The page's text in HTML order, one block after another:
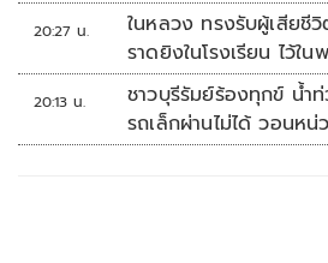
20:27 น.
ในหลวง ทรงรับผู้เสียชีวิ
ราดยิงในโรงเรียน ไว้ใน
20:13 น.
ชาวบุรีรัมย์ร้องทุกข์ น้ำ
รถเล็กผ่านไม่ได้ วอนหน่